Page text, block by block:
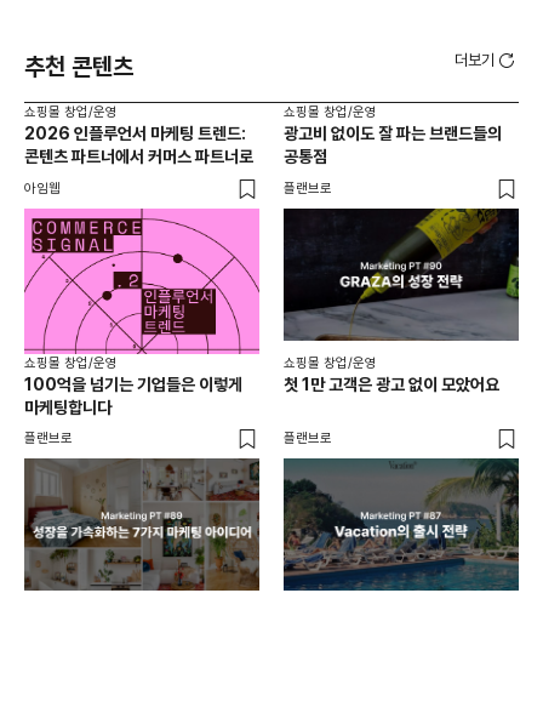
추천 콘텐츠 더보기
쇼핑몰 창업/운영
2026 인플루언서 마케팅 트렌드:
콘텐츠 파트너에서 커머스 파트너로
아임웹
쇼핑몰 창업/운영
광고비 없이도 잘 파는 브랜드들의
공통점
플랜브로
쇼핑몰 창업/운영
100억을 넘기는 기업들은 이렇게
마케팅합니다
플랜브로
쇼핑몰 창업/운영
첫 1만 고객은 광고 없이 모았어요
플랜브로